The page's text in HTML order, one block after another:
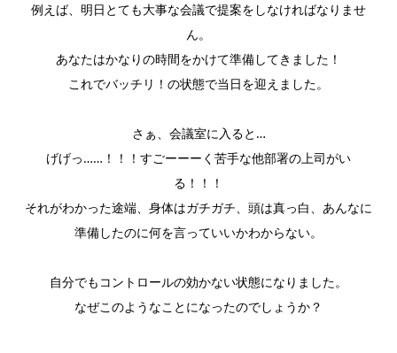
例えば、明日とても大事な会議で提案をしなければなりませ
ん。
あなたはかなりの時間をかけて準備してきました！
これでバッチリ！の状態で当日を迎えました。
さぁ、会議室に入ると…
げげっ……！！！すごーーーく苦手な他部署の上司がい
る！！！
それがわかった途端、身体はガチガチ、頭は真っ白、あんなに
準備したのに何を言っていいかわからない。
自分でもコントロールの効かない状態になりました。
なぜこのようなことになったのでしょうか？